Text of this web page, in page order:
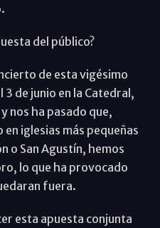
del público?
de esta vigésimo
de junio en la Catedral,
nos ha pasado que,
iglesias más pequeñas
o San Agustín, hemos
lo que ha provocado
fuera.
esta apuesta conjunta